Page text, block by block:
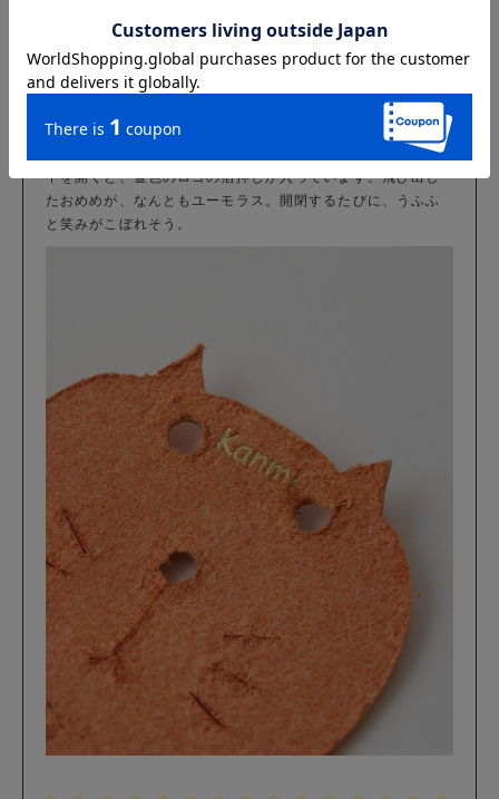
内側から見てもかわいいんです
中を開くと、金色のロゴの箔押しが入っています。飛び出し
たおめめが、なんともユーモラス。開閉するたびに、うふふ
と笑みがこぼれそう。